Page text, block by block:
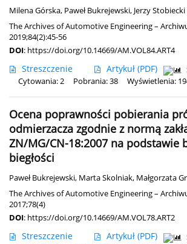
Milena Górska, Paweł Bukrejewski, Jerzy Stobiecki
The Archives of Automotive Engineering –
2019;84(2):45-56
DOI: https://doi.org/10.14669/AM.VOL84.ART4
Streszczenie Artykuł (PDF)
Cytowania: 2
Pobrania: 38 Wyświetlenia:
Ocena poprawności pobierania
odmierzacza zgodnie z normą
ZN/MG/CN-18:2007 na podstawie
biegłości
Paweł Bukrejewski, Marta Skolniak, Małgorzata
The Archives of Automotive Engineering –
2017;78(4)
DOI: https://doi.org/10.14669/AM.VOL78.ART2
Streszczenie Artykuł (PDF)